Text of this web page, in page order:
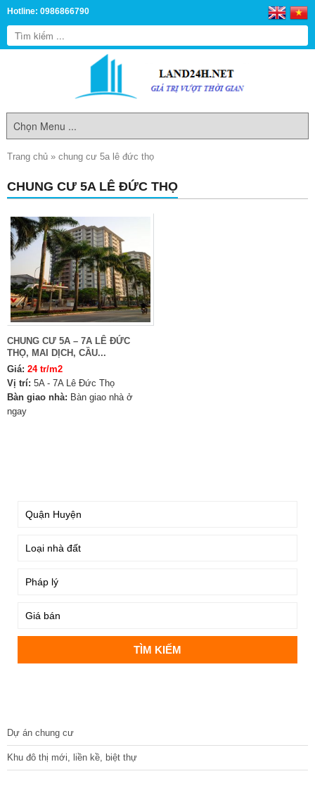
Hotline: 0986866790
Trang chủ » chung cư 5a lê đức thọ
CHUNG CƯ 5A LÊ ĐỨC THỌ
CHUNG CƯ 5A – 7A LÊ ĐỨC
THỌ, MAI DỊCH, CẦU...
Giá: 24 tr/m2
Vị trí: 5A - 7A Lê Đức Thọ
Bàn giao nhà: Bàn giao nhà ở
ngay
Dự án chung cư
Khu đô thị mới, liền kề, biệt thự